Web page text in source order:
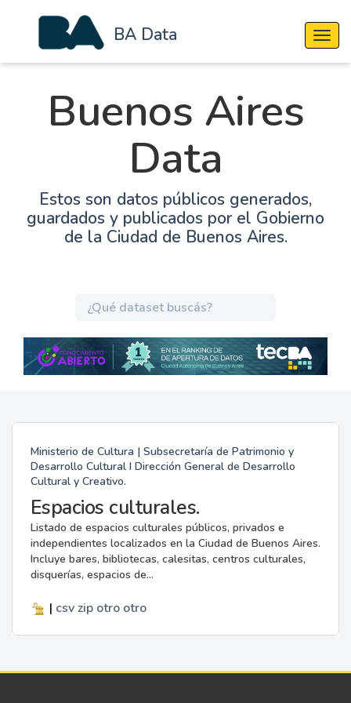
BA Data
Buenos Aires
Data
Estos son datos públicos generados,
guardados y publicados por el Gobierno
de la Ciudad de Buenos Aires.
Ministerio de Cultura | Subsecretaría de Patrimonio y
Desarrollo Cultural I Dirección General de Desarrollo
Cultural y Creativo.
Espacios culturales.
Listado de espacios culturales públicos, privados e
independientes localizados en la Ciudad de Buenos Aires.
Incluye bares, bibliotecas, calesitas, centros culturales,
disquerías, espacios de...
| csv zip otro otro